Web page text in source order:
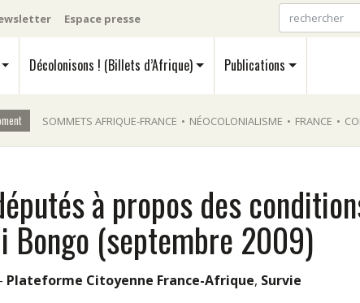
Espace presse
Décolonisons ! (Billets d’Afrique) Publications
SOMMETS AFRIQUE-FRANCE • NÉOCOLONIALISME • FRANCE •
à propos des
Bongo (septembre 2009)
Plateforme Citoyenne France-Afrique, Survie